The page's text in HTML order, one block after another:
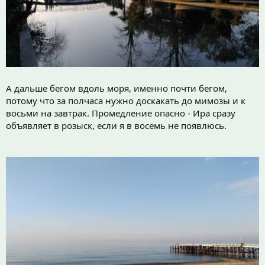
А дальше бегом вдоль моря, именно почти бегом,
потому что за полчаса нужно доскакать до мимозы и к
восьми на завтрак. Промедление опасно - Ира сразу
объявляет в розыск, если я в восемь не появлюсь.